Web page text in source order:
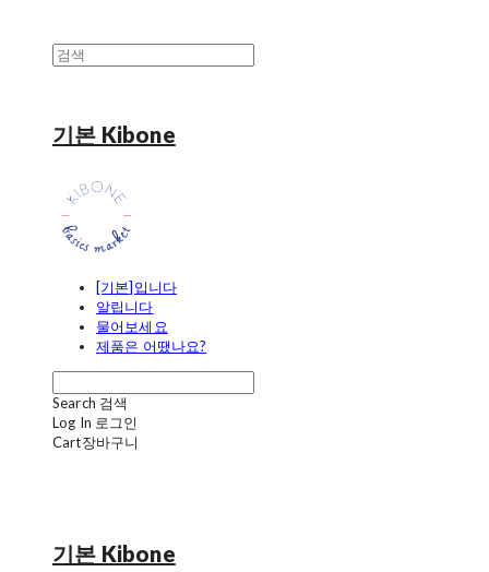
기본 Kibone
[기본]입니다
알립니다
물어보세요
제품은 어땠나요?
Search 검색
Log In 로그인
Cart장바구니
기본 Kibone